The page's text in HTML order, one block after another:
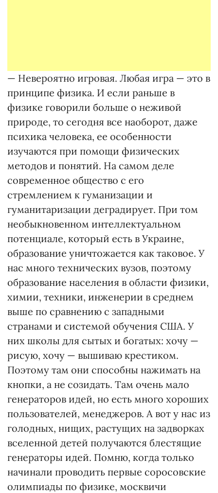
— Невероятно игровая. Любая игра — это в
принципе физика. И если раньше в
физике говорили больше о неживой
природе, то сегодня все наоборот, даже
психика человека, ее особенности
изучаются при помощи физических
методов и понятий. На самом деле
современное общество с его
стремлением к гуманизации и
гуманитаризации деградирует. При том
необыкновенном интеллектуальном
потенциале, который есть в Украине,
образование уничтожается как таковое. У
нас много технических вузов, поэтому
образование населения в области физики,
химии, техники, инженерии в среднем
выше по сравнению с западными
странами и системой обучения США. У
них школы для сытых и богатых: хочу —
рисую, хочу — вышиваю крестиком.
Поэтому там они способны нажимать на
кнопки, а не созидать. Там очень мало
генераторов идей, но есть много хороших
пользователей, менеджеров. А вот у нас из
голодных, нищих, растущих на задворках
вселенной детей получаются блестящие
генераторы идей. Помню, когда только
начинали проводить первые соросовские
олимпиады по физике, москвичи